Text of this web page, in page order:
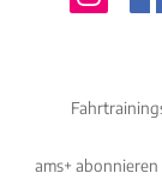
ams+ abonnieren